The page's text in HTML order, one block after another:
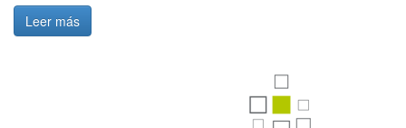
Leer más